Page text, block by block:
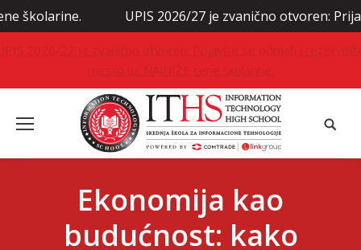
UPIS 2026/27 je zvanično otvoren: Prijavite se
2026/27 je zvanično otvoren: Prijavite se odmah i
mesto uz NAJNIŽE cene školarine.
Ekonomija kao
budućnost: kako